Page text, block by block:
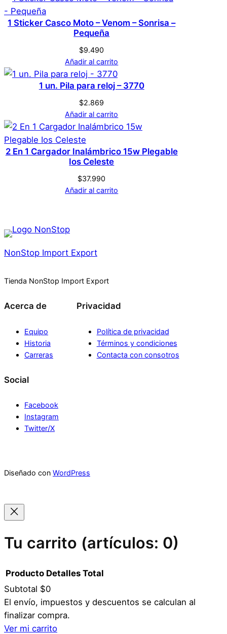
1 Sticker Casco Moto – Venom – Sonrisa –
Pequeña
$9.490
Añadir al carrito
1 un. Pila para reloj – 3770
$2.869
Añadir al carrito
2 En 1 Cargador Inalámbrico 15w Plegable
Ios Celeste
$37.990
Añadir al carrito
NonStop Import Export
Tienda NonStop Import Export
Acerca de
Equipo
Historia
Carreras
Privacidad
Política de privacidad
Términos y condiciones
Contacta con consotros
Social
Facebook
Instagram
Twitter/X
Diseñado con WordPress
Tu carrito (artículos: 0)
Productos
del
Producto Detalles Total
Subtotal $0
El envío, impuestos y descuentos se calculan al
finalizar compra.
Ver mi carrito